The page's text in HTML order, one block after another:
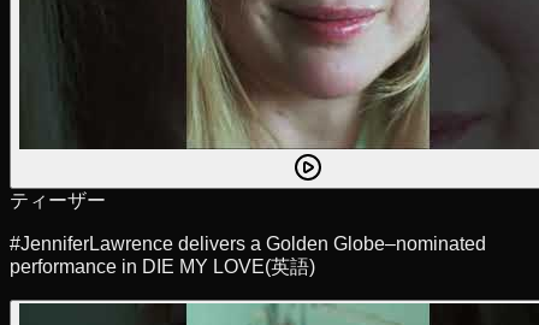
ティーザー
#JenniferLawrence delivers a Golden Globe–nominated
performance in DIE MY LOVE(英語)